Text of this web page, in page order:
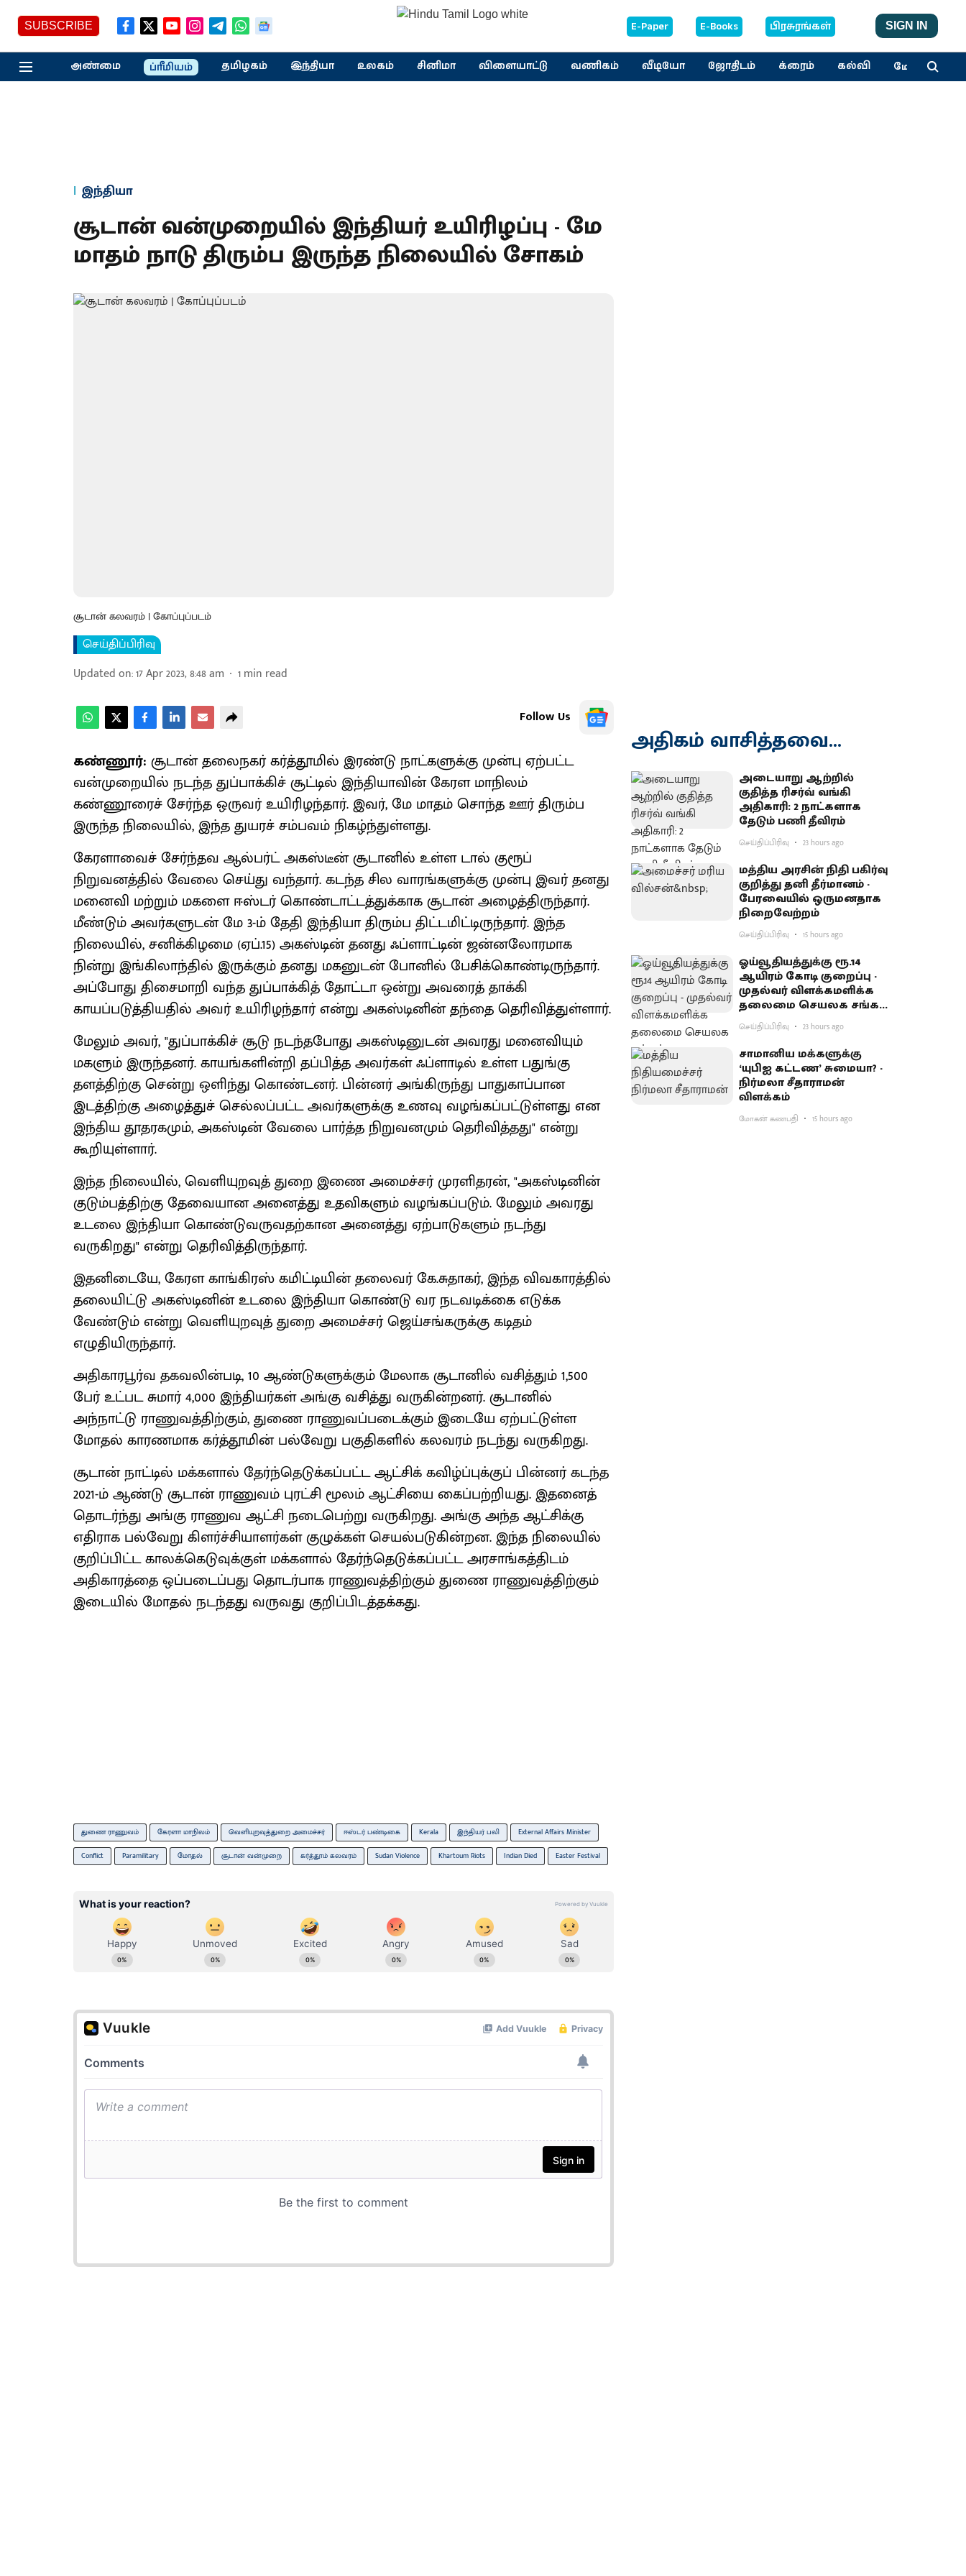
SUBSCRIBE E-Paper E-Books பிரசுரங்கள் SIGN IN
அண்மை ப்ரீமியம் தமிழகம் இந்தியா உலகம் சினிமா விளையாட்டு வணிகம் வீடியோ ஜோதிடம் க்ரைம் கல்வி மேலும்
இந்தியா
சூடான் வன்முறையில் இந்தியர் உயிரிழப்பு - மே
மாதம் நாடு திரும்ப இருந்த நிலையில் சோகம்
சூடான் கலவரம் | கோப்புப்படம்
செய்திப்பிரிவு
Updated on:17 Apr 2023, 8:48 am 1min read
Follow Us
கண்ணூர்: சூடான் தலைநகர் கர்த்தூமில் இரண்டு நாட்களுக்கு முன்பு ஏற்பட்ட
வன்முறையில் நடந்த துப்பாக்கிச் சூட்டில் இந்தியாவின் கேரள மாநிலம்
கண்ணூரைச் சேர்ந்த ஒருவர் உயிரிழந்தார். இவர், மே மாதம் சொந்த ஊர் திரும்ப
இருந்த நிலையில், இந்த துயரச் சம்பவம் நிகழ்ந்துள்ளது.
கேரளாவைச் சேர்ந்தவ ஆல்பர்ட் அகஸ்டீன் சூடானில் உள்ள டால் குரூப்
நிறுவனத்தில் வேலை செய்து வந்தார். கடந்த சில வாரங்களுக்கு முன்பு இவர் தனது
மனைவி மற்றும் மகளை ஈஸ்டர் கொண்டாட்டத்துக்காக சூடான் அழைத்திருந்தார்.
மீண்டும் அவர்களுடன் மே 3-ம் தேதி இந்தியா திரும்ப திட்டமிட்டிருந்தார். இந்த
நிலையில், சனிக்கிழமை (ஏப்.15) அகஸ்டின் தனது ஃப்ளாட்டின் ஜன்னலோரமாக
நின்று இங்கிலாந்தில் இருக்கும் தனது மகனுடன் போனில் பேசிக்கொண்டிருந்தார்.
அப்போது திசைமாறி வந்த துப்பாக்கித் தோட்டா ஒன்று அவரைத் தாக்கி
காயப்படுத்தியதில் அவர் உயிரிழந்தார் என்று அகஸ்டினின் தந்தை தெரிவித்துள்ளார்.
மேலும் அவர், "துப்பாக்கிச் சூடு நடந்தபோது அகஸ்டினுடன் அவரது மனைவியும்
மகளும் இருந்தனர். காயங்களின்றி தப்பித்த அவர்கள் ஃப்ளாடில் உள்ள பதுங்கு
தளத்திற்கு சென்று ஒளிந்து கொண்டனர். பின்னர் அங்கிருந்து பாதுகாப்பான
இடத்திற்கு அழைத்துச் செல்லப்பட்ட அவர்களுக்கு உணவு வழங்கப்பட்டுள்ளது என
இந்திய தூதரகமும், அகஸ்டின் வேலை பார்த்த நிறுவனமும் தெரிவித்தது" என்று
கூறியுள்ளார்.
இந்த நிலையில், வெளியுறவுத் துறை இணை அமைச்சர் முரளிதரன், "அகஸ்டினின்
குடும்பத்திற்கு தேவையான அனைத்து உதவிகளும் வழங்கப்படும். மேலும் அவரது
உடலை இந்தியா கொண்டுவருவதற்கான அனைத்து ஏற்பாடுகளும் நடந்து
வருகிறது" என்று தெரிவித்திருந்தார்.
இதனிடையே, கேரள காங்கிரஸ் கமிட்டியின் தலைவர் கே.சுதாகர், இந்த விவகாரத்தில்
தலையிட்டு அகஸ்டினின் உடலை இந்தியா கொண்டு வர நடவடிக்கை எடுக்க
வேண்டும் என்று வெளியுறவுத் துறை அமைச்சர் ஜெய்சங்கருக்கு கடிதம்
எழுதியிருந்தார்.
அதிகாரபூர்வ தகவலின்படி, 10 ஆண்டுகளுக்கும் மேலாக சூடானில் வசித்தும் 1,500
பேர் உட்பட சுமார் 4,000 இந்தியர்கள் அங்கு வசித்து வருகின்றனர். சூடானில்
அந்நாட்டு ராணுவத்திற்கும், துணை ராணுவப்படைக்கும் இடையே ஏற்பட்டுள்ள
மோதல் காரணமாக கர்த்தூமின் பல்வேறு பகுதிகளில் கலவரம் நடந்து வருகிறது.
சூடான் நாட்டில் மக்களால் தேர்ந்தெடுக்கப்பட்ட ஆட்சிக் கவிழ்ப்புக்குப் பின்னர் கடந்த
2021-ம் ஆண்டு சூடான் ராணுவம் புரட்சி மூலம் ஆட்சியை கைப்பற்றியது. இதனைத்
தொடர்ந்து அங்கு ராணுவ ஆட்சி நடைபெற்று வருகிறது. அங்கு அந்த ஆட்சிக்கு
எதிராக பல்வேறு கிளர்ச்சியாளர்கள் குழுக்கள் செயல்படுகின்றன. இந்த நிலையில்
குறிப்பிட்ட காலக்கெடுவுக்குள் மக்களால் தேர்ந்தெடுக்கப்பட்ட அரசாங்கத்திடம்
அதிகாரத்தை ஒப்படைப்பது தொடர்பாக ராணுவத்திற்கும் துணை ராணுவத்திற்கும்
இடையில் மோதல் நடந்தது வருவது குறிப்பிடத்தக்கது.
துணை ராணுவம் கேரளா மாநிலம் வெளியுறவுத்துறை அமைச்சர் ஈஸ்டர் பண்டிகை Kerala இந்தியர் பலி External Affairs Minister
Conflict Paramilitary மோதல் சூடான் வன்முறை கர்த்தூம் கலவரம் Sudan Violence Khartoum Riots Indian Died Easter Festival
அதிகம் வாசித்தவை...
அடையாறு ஆற்றில்
குதித்த ரிசர்வ் வங்கி
அதிகாரி: 2 நாட்களாக
தேடும் பணி தீவிரம்
செய்திப்பிரிவு 23 hours ago
மத்திய அரசின் நிதி பகிர்வு
குறித்து தனி தீர்மானம் -
பேரவையில் ஒருமனதாக
நிறைவேற்றம்
செய்திப்பிரிவு 15 hours ago
ஓய்வூதியத்துக்கு ரூ.14
ஆயிரம் கோடி குறைப்பு -
முதல்வர் விளக்கமளிக்க
தலைமை செயலக சங்கம்
வலியுறுத்தல்
செய்திப்பிரிவு 23 hours ago
சாமானிய மக்களுக்கு
‘யுபிஐ கட்டண’ சுமையா? -
நிர்மலா சீதாராமன்
விளக்கம்
மோகன் கணபதி 15 hours ago